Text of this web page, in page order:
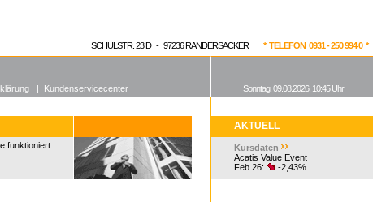
SCHULSTR. 23 D - 97236 RANDERSACKER * TELEFON 0931 - 250 994 0 *
funktioniert
AKTUELL
Kursdaten
Acatis Value Event
Feb 26:
-2,43%
| Kundenservicecenter Sonntag, 09.08.2026, 10:45 Uhr